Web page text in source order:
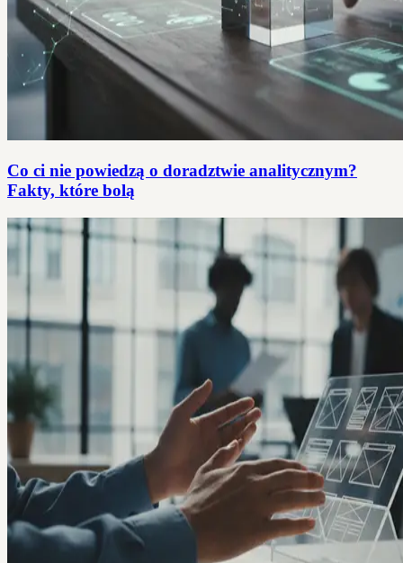
Co ci nie powiedzą o doradztwie analitycznym?
Fakty, które bolą